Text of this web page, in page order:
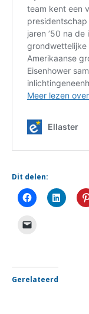
Dit delen:
Gerelateerd